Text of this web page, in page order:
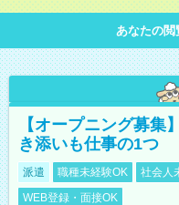
あなたの閲
【オープニング募集
き添いも仕事の1つ
派遣 職種未経験OK 社会人
WEB登録・面接OK